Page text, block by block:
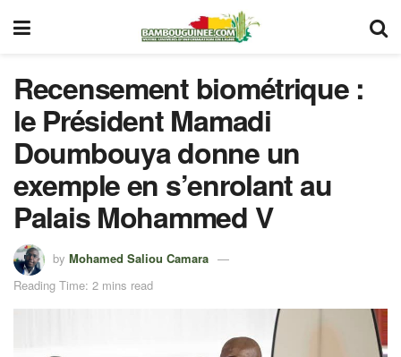
Recensement biométrique :
le Président Mamadi
Doumbouya donne un
exemple en s’enrolant au
Palais Mohammed V
by Mohamed Saliou Camara
Reading Time: 2 mins read